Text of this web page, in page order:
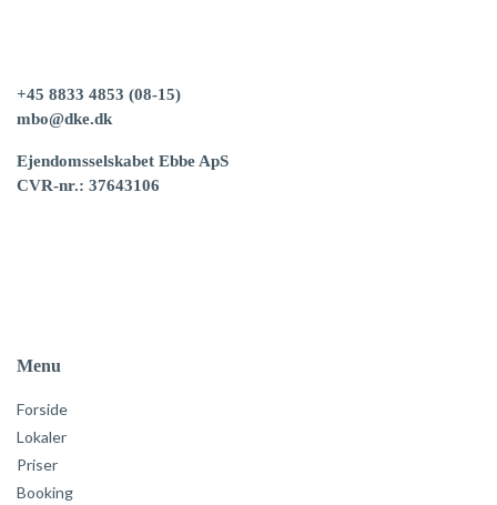
+45 8833 4853 (08-15)
mbo@dke.dk
Ejendomsselskabet Ebbe ApS
CVR-nr.: 37643106
Menu
Forside
Lokaler
Priser
Booking